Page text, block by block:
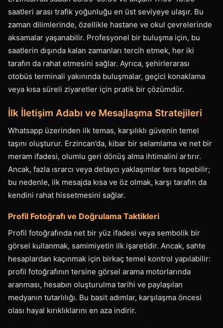
saatleri arası trafik yoğunluğu en üst seviyeye ulaşır. Bu
zaman dilimlerinde, özellikle hastane ve okul çevrelerinde
aksamalar yaşanabilir. Profesyonel bir buluşma için, bu
saatlerin dışında kalan zamanları tercih etmek, her iki
tarafın da rahat etmesini sağlar. Ayrıca, şehirlerarası
otobüs terminali yakınında buluşmalar, geçici konaklama
veya kısa süreli ziyaretler için pratik bir çözümdür.
İlk İletişim Adabı ve Mesajlaşma Stratejileri
Whatsapp üzerinden ilk temas, karşılıklı güvenin temel
taşını oluşturur. Erzincan’da, kibar bir selamlama ve net bir
meram ifadesi, olumlu geri dönüş alma ihtimalini artırır.
Ancak, fazla ısrarcı veya detaycı yaklaşımlar ters tepebilir;
bu nedenle, ilk mesajda kısa ve öz olmak, karşı tarafın da
kendini rahat hissetmesini sağlar.
Profil Fotoğrafı ve Doğrulama Taktikleri
Profil fotoğrafında net bir yüz ifadesi veya sembolik bir
görsel kullanmak, samimiyetin ilk işaretidir. Ancak, sahte
hesaplardan kaçınmak için birkaç temel kontrol yapılabilir:
profil fotoğrafının tersine görsel arama motorlarında
aranması, hesabın oluşturulma tarihi ve paylaşılan
medyanın tutarlılığı. Bu basit adımlar, karşılaşma öncesi
olası hayal kırıklıklarını en aza indirir.